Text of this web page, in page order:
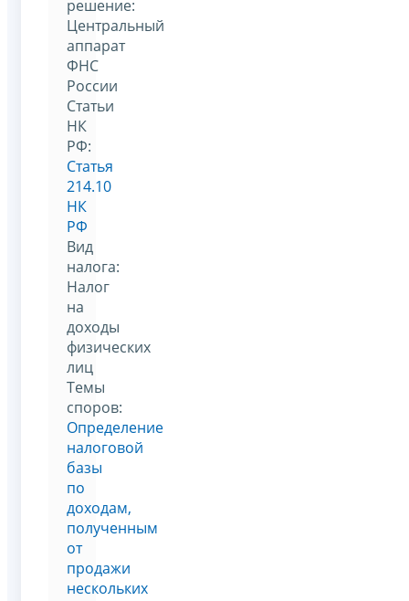
решение:
Центральный
аппарат
ФНС
России
Статьи
НК
РФ:
Статья
214.10
НК
РФ
Вид
налога:
Налог
на
доходы
физических
лиц
Темы
споров:
Определение
налоговой
базы
по
доходам,
полученным
от
продажи
нескольких